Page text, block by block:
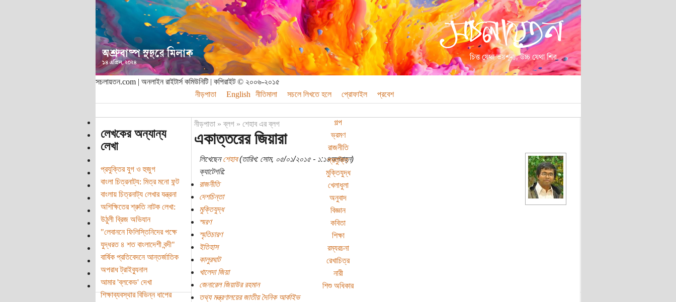
সচলায়তন.com | অনলাইন রাইটার্স কমিউনিটি | কপিরাইট © ২০০৬-২০১৫
নীড়পাতা
English নীতিমালা সচলে লিখতে হলে প্রোফাইল প্রবেশ
গল্প
ভ্রমণ
রাজনীতি
প্রযুক্তি
মুক্তিযুদ্ধ
খেলাধুলা
অনুবাদ
বিজ্ঞান
কবিতা
শিক্ষা
রম্যরচনা
রেখাচিত্র
নারী
শিশু অধিকার
লেখকের অন্যান্য
লেখা
প্রযুক্তির যুগ ও হুজুগ
বাংলা চিত্রনাট্য: মিত্র মনো ফন্ট
বাংলায় চিত্রনাট্য লেখার যন্ত্রনা
অশিক্ষিতের শ্রুতি নাটক লেখা:
উঠুলী ব্রিজ অভিযান
"লেবাননে ফিলিস্তিনিদের পক্ষে
যুদ্ধরত ৪ শত বাংলাদেশী বন্দী"
বার্ষিক প্রতিবেদনে আন্তর্জাতিক
অপরাধ ট্রাইব্যুনাল
আমার 'ব্লকেড' দেখা
শিক্ষাব্যবস্থার বিভিন্ন ধাপের
নীড়পাতা»ব্লগ» শেহাব এর ব্লগ
একাত্তরের জিয়ারা
লিখেছেনশেহাব(তারিখ: সোম, ০৫/০১/২০১৫ - ১:১৪অপরাহ্ন)
ক্যাটেগরি:
রাজনীতি
দেশচিন্তা
মুক্তিযুদ্ধ
স্মরণ
স্মৃতিচারণ
ইতিহাস
কালুরঘাট
খালেদা জিয়া
জেনারেল জিয়াউর রহমান
তথ্য মন্ত্রণালয়ের জাতীয় দৈনিক আর্কাইভ